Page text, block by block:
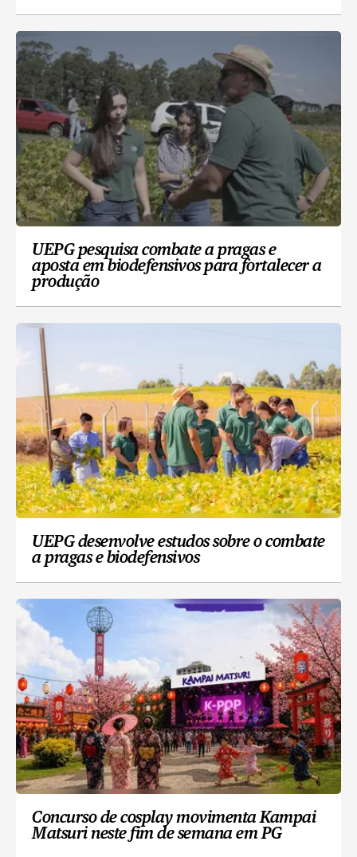
UEPG pesquisa combate a pragas e
aposta em biodefensivos para fortalecer a
produção
UEPG desenvolve estudos sobre o combate
a pragas e biodefensivos
Concurso de cosplay movimenta Kampai
Matsuri neste fim de semana em PG